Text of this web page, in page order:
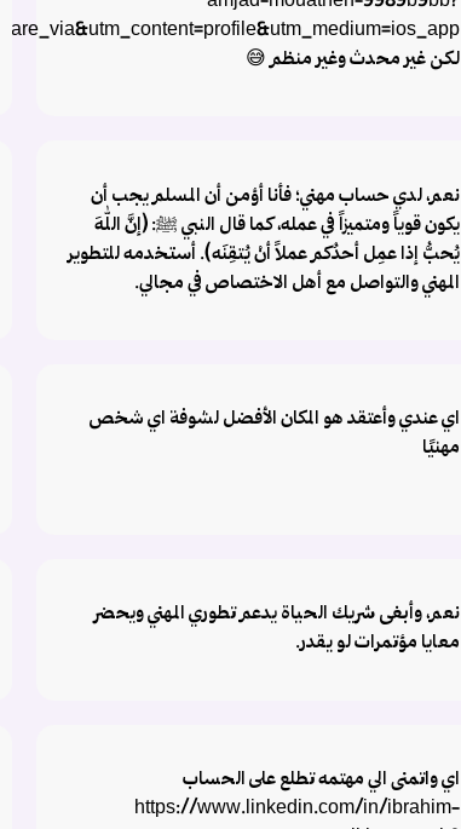
لكن غير محدث وغير منظم 😅
نعم، لدي حساب مهني؛ فأنا أؤمن أن المسلم يجب أن
يكون قوياً ومتميزاً في عمله، كما قال النبي ﷺ: (إنَّ اللهَ
يُحبُّ إذا عمِل أحدُكم عملاً أنْ يُتقِنَه). أستخدمه للتطوير
المهني والتواصل مع أهل الاختصاص في مجالي.
اي عندي وأعتقد هو المكان الأفضل لشوفة اي شخص
مهنيًا
نعم، وأبغى شريك الحياة يدعم تطوري المهني ويحضر
معايا مؤتمرات لو يقدر.
اي واتمنى الي مهتمه تطلع على الحساب
https://www.linkedin.com/in/ibrahim-